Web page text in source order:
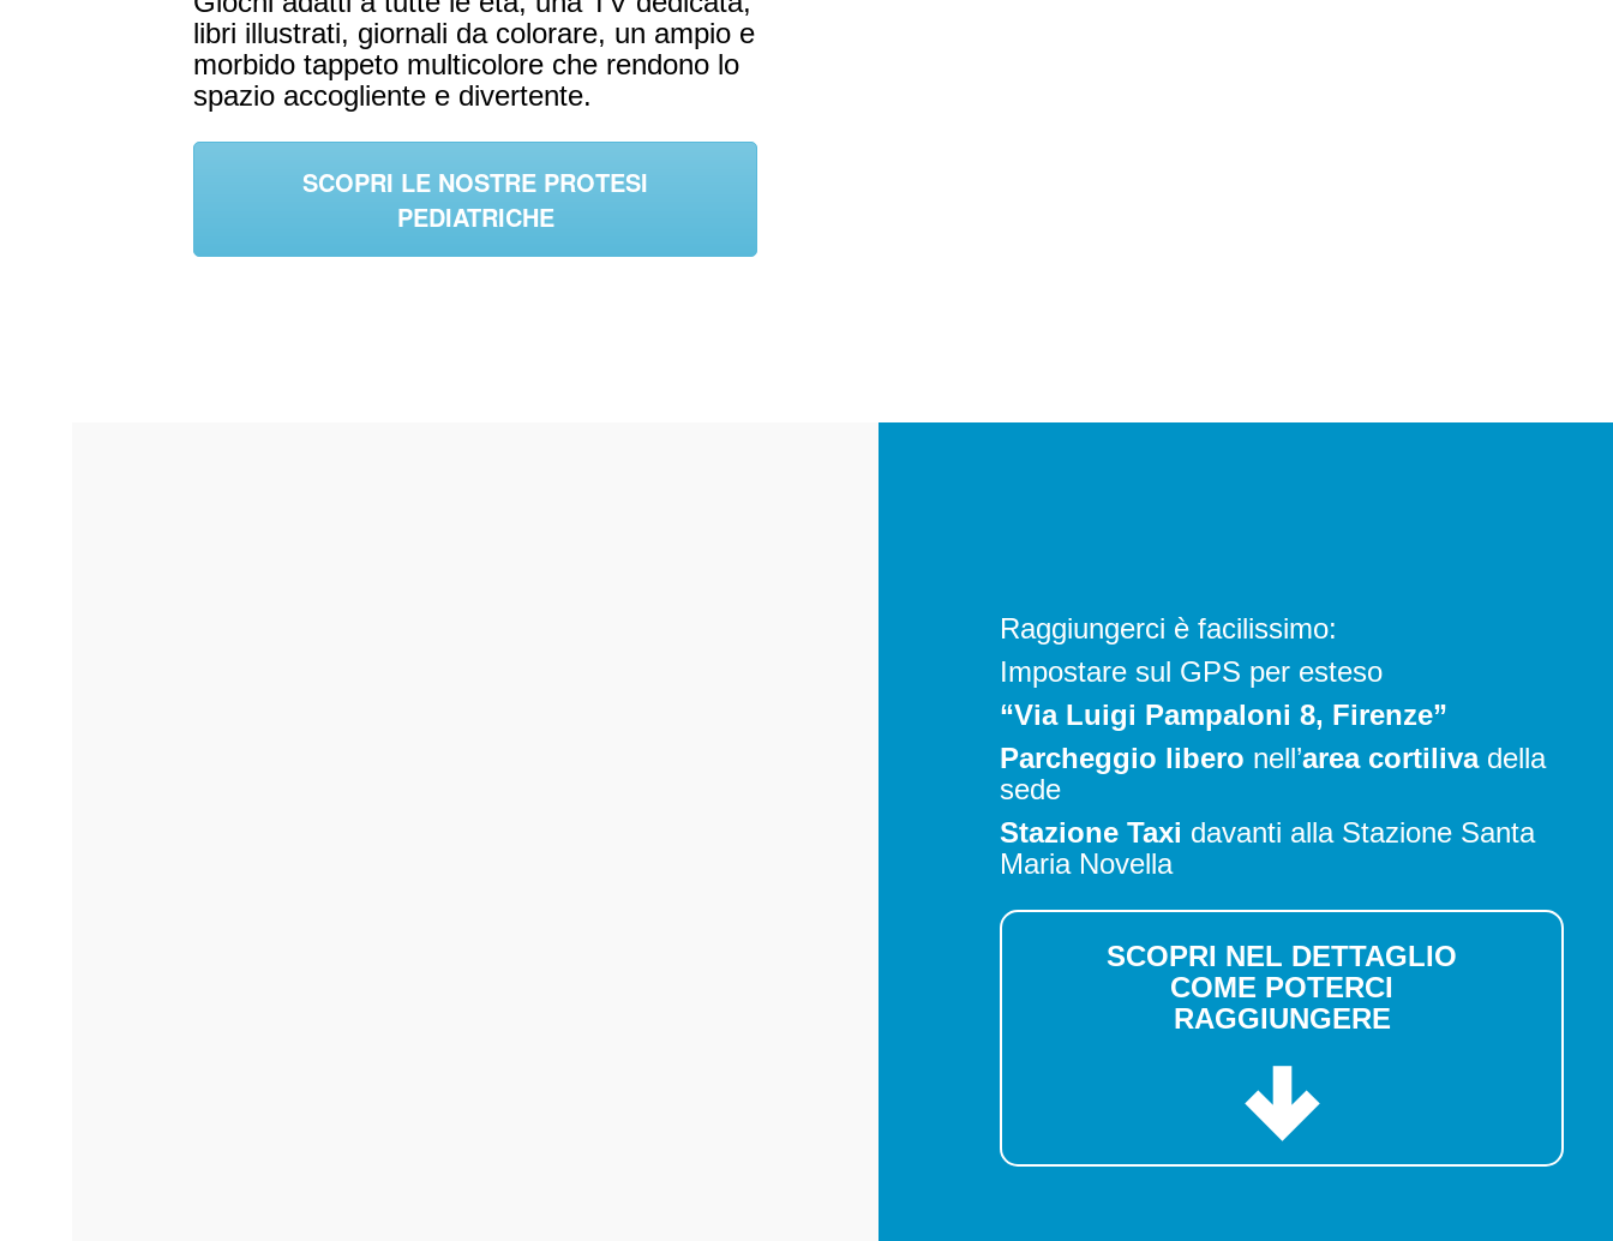
libri illustrati, giornali da colorare, un ampio e
morbido tappeto multicolore che rendono lo
spazio accogliente e divertente.
SCOPRI LE NOSTRE PROTESI
PEDIATRICHE
Raggiungerci è facilissimo:
Impostare sul GPS per esteso
“Via Luigi Pampaloni 8, Firenze”
Parcheggio libero nell’area cortilivadella
sede
Stazione Taxi davanti alla Stazione Santa
Maria Novella
SCOPRI NEL DETTAGLIO
COME POTERCI
RAGGIUNGERE